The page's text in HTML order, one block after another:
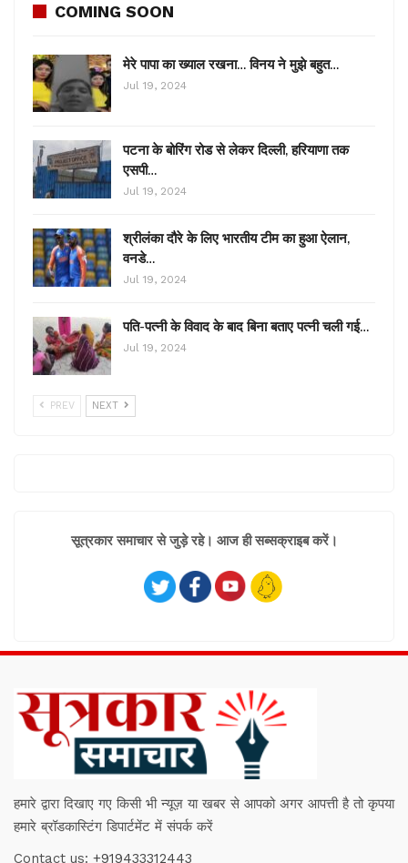
COMING SOON
मेरे पापा का ख्याल रखना… विनय ने मुझे बहुत…
Jul 19, 2024
पटना के बोरिंग रोड से लेकर दिल्ली, हरियाणा तक
एसपी…
Jul 19, 2024
श्रीलंका दौरे के लिए भारतीय टीम का हुआ ऐलान,
वनडे…
Jul 19, 2024
पति-पत्नी के विवाद के बाद बिना बताए पत्नी चली गई…
Jul 19, 2024
PREV NEXT
सूत्रकार समाचार से जुड़े रहे। आज ही सब्सक्राइब करें।
हमारे द्वारा दिखाए गए किसी भी न्यूज़ या खबर से आपको अगर आपत्ती है तो कृपया
हमारे ब्रॉडकास्टिंग डिपार्टमेंट में संपर्क करें
Contact us: +919433312443